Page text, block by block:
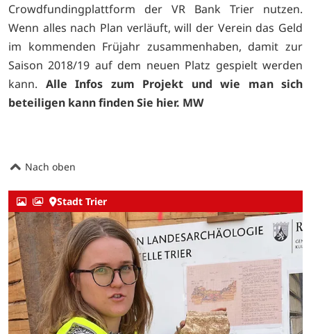
Crowdfundingplattform der VR Bank Trier nutzen.
Wenn alles nach Plan verläuft, will der Verein das Geld
im kommenden Früjahr zusammenhaben, damit zur
Saison 2018/19 auf dem neuen Platz gespielt werden
kann. Alle Infos zum Projekt und wie man sich
beteiligen kann finden Sie hier. MW
Nach oben
Stadt Trier